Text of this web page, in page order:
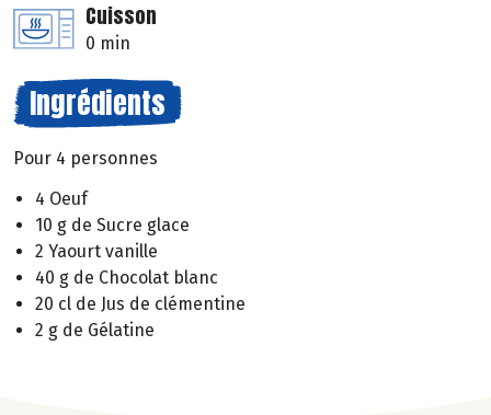
Cuisson
0 min
Ingrédients
Pour 4 personnes
4 Oeuf
10 g de Sucre glace
2 Yaourt vanille
40 g de Chocolat blanc
20 cl de Jus de clémentine
2 g de Gélatine